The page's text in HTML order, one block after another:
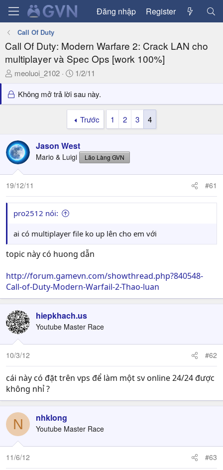
Đăng nhập Register
Call Of Duty
Call Of Duty: Modern Warfare 2: Crack LAN cho
multiplayer và Spec Ops [work 100%]
T
r
e
t
a
r
e
r
meoluoi_2102
N
à
y
ử
1/2/11
Không mở trả lời sau này.
Trước 1 2 3 4
Jason West
Mario & Luigi Lão Làng GVN
19/12/11 #61
pro2512 nói:
ai có multiplayer file ko up lên cho em với
topic này có huong dẫn
http://forum.gamevn.com/showthread.php?840548-
Call-of-Duty-Modern-Warfail-2-Thao-luan
hiepkhach.us
Youtube Master Race
10/3/12 #62
cái này có đặt trên vps để làm một sv online 24/24 được
không nhỉ ?
N nhklong
Youtube Master Race
11/6/12 #63